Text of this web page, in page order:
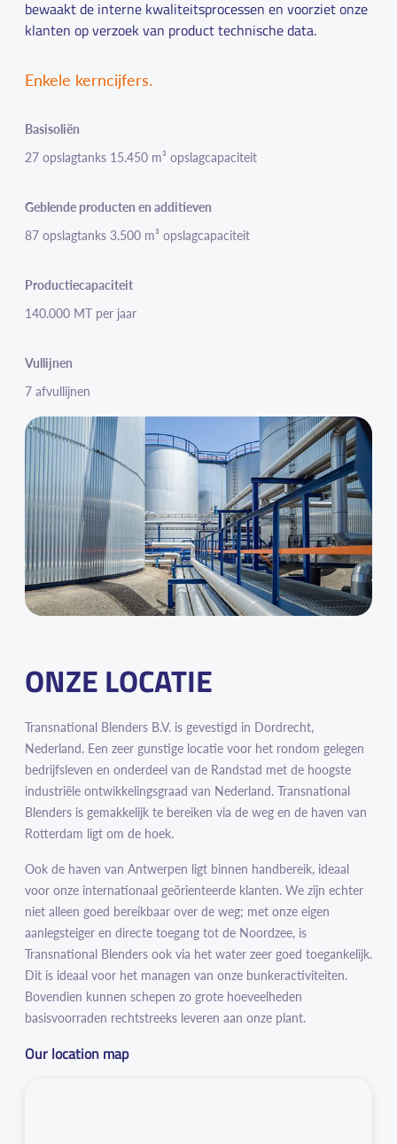
bewaakt de interne kwaliteitsprocessen en voorziet onze
klanten op verzoek van product technische data.
Enkele kerncijfers.
Basisoliën
27 opslagtanks 15.450 m³ opslagcapaciteit
Geblende producten en additieven
87 opslagtanks 3.500 m³ opslagcapaciteit
Productiecapaciteit
140.000 MT per jaar
Vullijnen
7 afvullijnen
Our location map
ONZE LOCATIE
Transnational Blenders B.V. is gevestigd in Dordrecht,
Nederland. Een zeer gunstige locatie voor het rondom gelegen
bedrijfsleven en onderdeel van de Randstad met de hoogste
industriële ontwikkelingsgraad van Nederland. Transnational
Blenders is gemakkelijk te bereiken via de weg en de haven van
Rotterdam ligt om de hoek.
Ook de haven van Antwerpen ligt binnen handbereik, ideaal
voor onze internationaal geörienteerde klanten. We zijn echter
niet alleen goed bereikbaar over de weg; met onze eigen
aanlegsteiger en directe toegang tot de Noordzee, is
Transnational Blenders ook via het water zeer goed toegankelijk.
Dit is ideaal voor het managen van onze bunkeractiviteiten.
Bovendien kunnen schepen zo grote hoeveelheden
basisvoorraden rechtstreeks leveren aan onze plant.